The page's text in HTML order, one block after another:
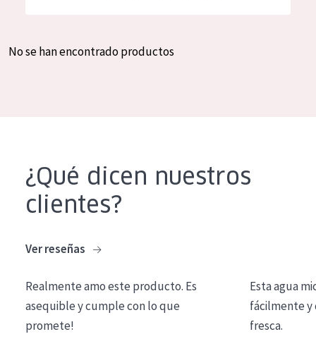
Crema de día
Crema de noche
Limpieza
COLECCIÓN
Spanish
No se han encontrado productos
¿Qué dicen nuestros
clientes?
Ver reseñas
Realmente amo este producto. Es
asequible y cumple con lo que
promete!
Esta agua
fácilmente y
fresca.